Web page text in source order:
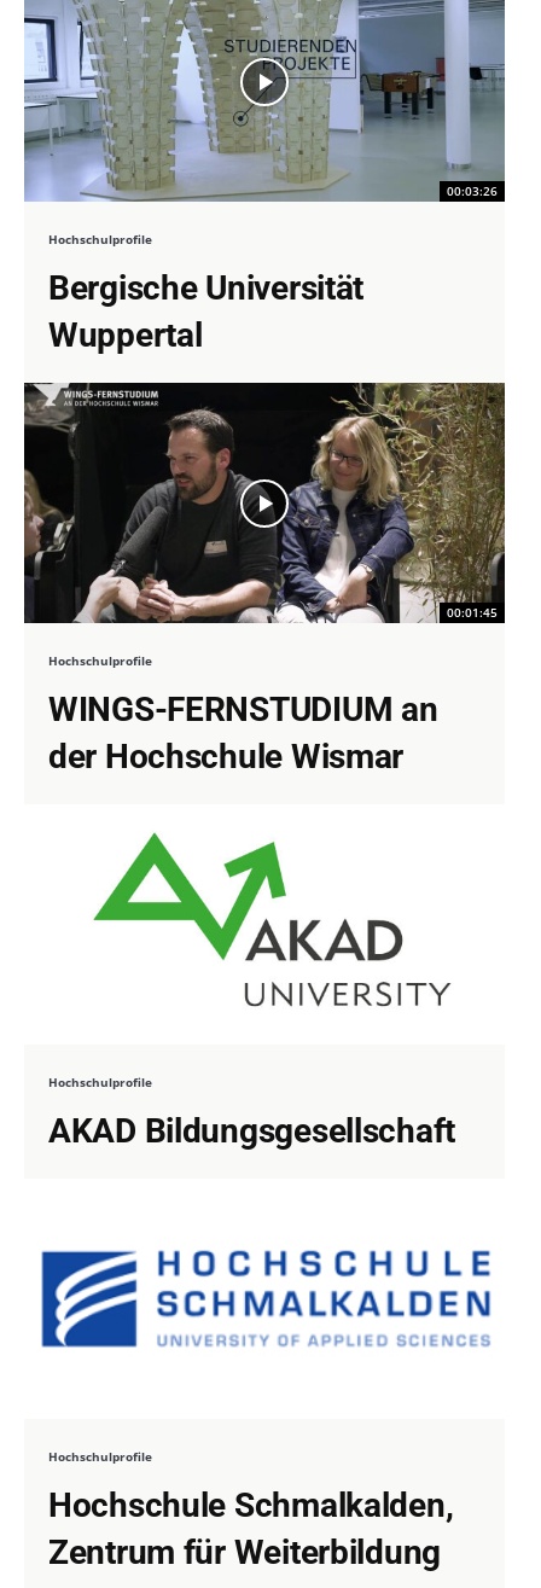
00:03:26
Hochschulprofile
Bergische Universität
Wuppertal
00:01:45
Hochschulprofile
WINGS-FERNSTUDIUM an
der Hochschule Wismar
Hochschulprofile
AKAD Bildungsgesellschaft
Hochschulprofile
Hochschule Schmalkalden,
Zentrum für Weiterbildung